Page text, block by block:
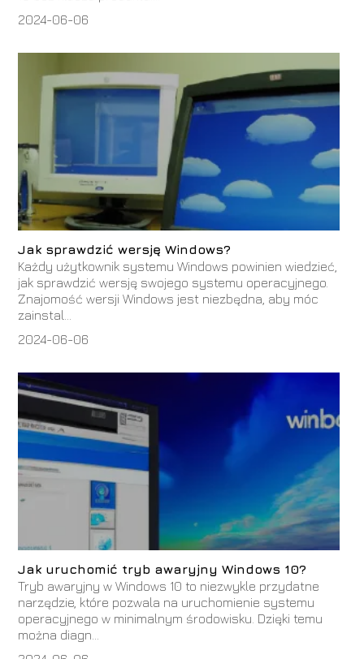
2024-06-06
Jak sprawdzić wersję Windows?
Każdy użytkownik systemu Windows powinien wiedzieć,
jak sprawdzić wersję swojego systemu operacyjnego.
Znajomość wersji Windows jest niezbędna, aby móc
zainstal...
2024-06-06
Jak uruchomić tryb awaryjny Windows 10?
Tryb awaryjny w Windows 10 to niezwykle przydatne
narzędzie, które pozwala na uruchomienie systemu
operacyjnego w minimalnym środowisku. Dzięki temu
można diagn...